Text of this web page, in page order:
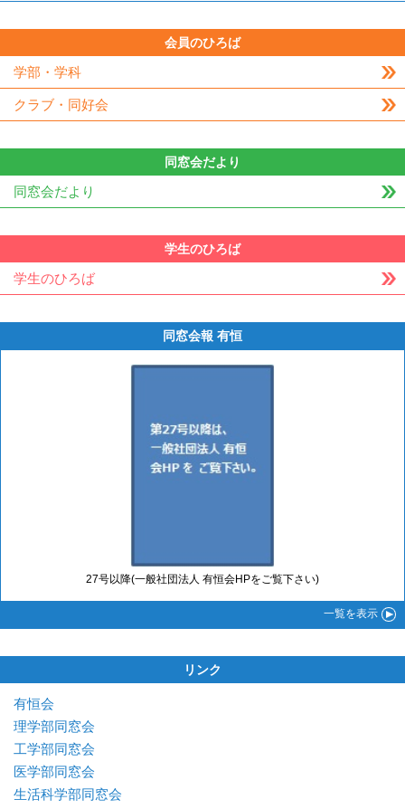
会員のひろば
学部・学科
クラブ・同好会
同窓会だより
同窓会だより
学生のひろば
学生のひろば
同窓会報 有恒
27号以降(一般社団法人 有恒会HPをご覧下さい)
一覧を表示
リンク
有恒会
理学部同窓会
工学部同窓会
医学部同窓会
生活科学部同窓会